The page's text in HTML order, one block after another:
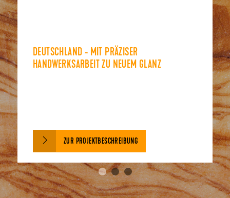
DEUTSCHLAND - MIT PRÄZISER
HANDWERKSARBEIT ZU NEUEM GLANZ
ZUR PROJEKTBESCHREIBUNG